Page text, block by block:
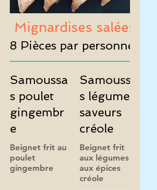
Mignardises salées
8 Pièces par personnes
Samoussa
s poulet
gingembr
e
Beignet frit au
poulet
Samoussa
s légumes
saveurs
créole
Beignet frit
aux légumes
aux épices